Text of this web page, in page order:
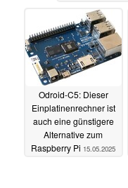
Odroid-C5: Dieser
Einplatinenrechner ist
auch eine günstigere
Alternative zum
Raspberry Pi 15.05.2025